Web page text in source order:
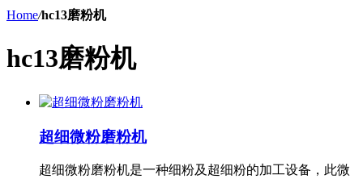
Home/hc13磨粉机
hc13磨粉机
超细微粉磨粉机
超细微粉磨粉机是一种细粉及超细粉的加工设备，此微